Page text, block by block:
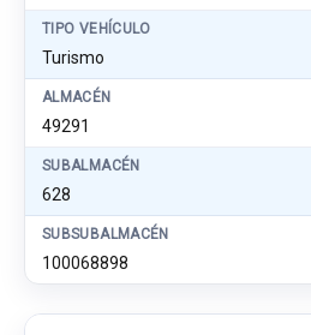
TIPO VEHÍCULO
Turismo
ALMACÉN
49291
SUBALMACÉN
628
SUBSUBALMACÉN
100068898